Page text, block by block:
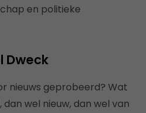
en politieke
Dweck
nieuws geprobeerd? Wat
wel nieuw, dan wel van